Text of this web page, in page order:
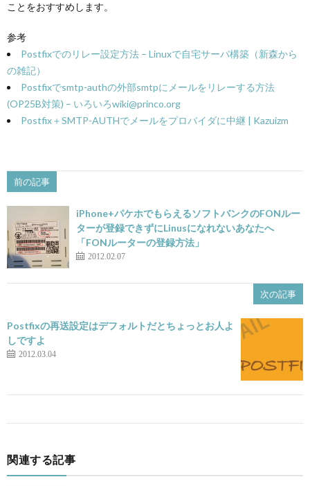
ことをおすすめします。
参考
Postfixでのリレー設定方法 – Linuxで自宅サーバ構築（新森から
の雑記）
Postfixでsmtp-authの外部smtpにメールをリレーする方法
(OP25B対策) – いろいろwiki@princo.org
Postfix＋SMTP-AUTHでメールをプロバイダに中継 | Kazuizm
前の記事
iPhone+パケホでもらえるソフトバンクのFONルー
ターが登録できずにLinusになれないあなたへ
「FONルーターの登録方法」
2012.02.07
次の記事
Postfixの再送設定はデフォルトだとちょっとお人よ
しですよ
2012.03.04
関連する記事